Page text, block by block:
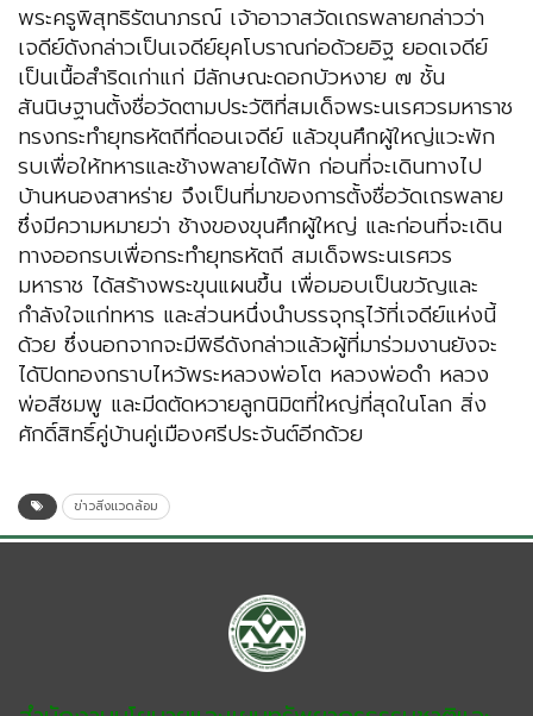
พระครูพิสุทธิรัตนาภรณ์ เจ้าอาวาสวัดเถรพลายกล่าวว่า
เจดีย์ดังกล่าวเป็นเจดีย์ยุคโบราณก่อด้วยอิฐ ยอดเจดีย์
เป็นเนื้อสำริดเก่าแก่ มีลักษณะดอกบัวหงาย ๗ ชั้น
สันนิษฐานตั้งชื่อวัดตามประวัติที่สมเด็จพระนเรศวรมหาราช
ทรงกระทำยุทธหัตถีที่ดอนเจดีย์ แล้วขุนศึกผู้ใหญ่แวะพัก
รบเพื่อให้ทหารและช้างพลายได้พัก ก่อนที่จะเดินทางไป
บ้านหนองสาหร่าย จึงเป็นที่มาของการตั้งชื่อวัดเถรพลาย
ซึ่งมีความหมายว่า ช้างของขุนศึกผู้ใหญ่ และก่อนที่จะเดิน
ทางออกรบเพื่อกระทำยุทธหัตถี สมเด็จพระนเรศวร
มหาราช ได้สร้างพระขุนแผนขึ้น เพื่อมอบเป็นขวัญและ
กำลังใจแก่ทหาร และส่วนหนึ่งนำบรรจุกรุไว้ที่เจดีย์แห่งนี้
ด้วย ซึ่งนอกจากจะมีพิธีดังกล่าวแล้วผู้ที่มาร่วมงานยังจะ
ได้ปิดทองกราบไหว้พระหลวงพ่อโต หลวงพ่อดำ หลวง
พ่อสีชมพู และมีดตัดหวายลูกนิมิตที่ใหญ่ที่สุดในโลก สิ่ง
ศักดิ์สิทธิ์คู่บ้านคู่เมืองศรีประจันต์อีกด้วย
ข่าวสิ่งแวดล้อม